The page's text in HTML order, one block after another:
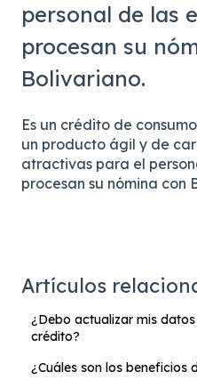
personal de las
procesan su
Bolivariano.
Es un crédito de
un producto ágil y de
atractivas para el
procesan su nómina con
Artículos
¿Debo actualizar mis
crédito?
¿Cuáles son los beneficios